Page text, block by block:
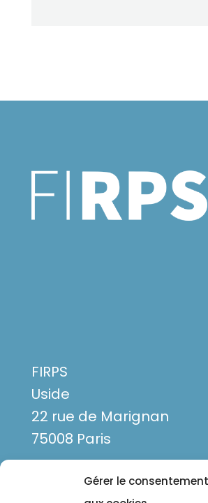
Gérer le consentement
FIRPS
Uside
22 rue de Marignan
75008 Paris